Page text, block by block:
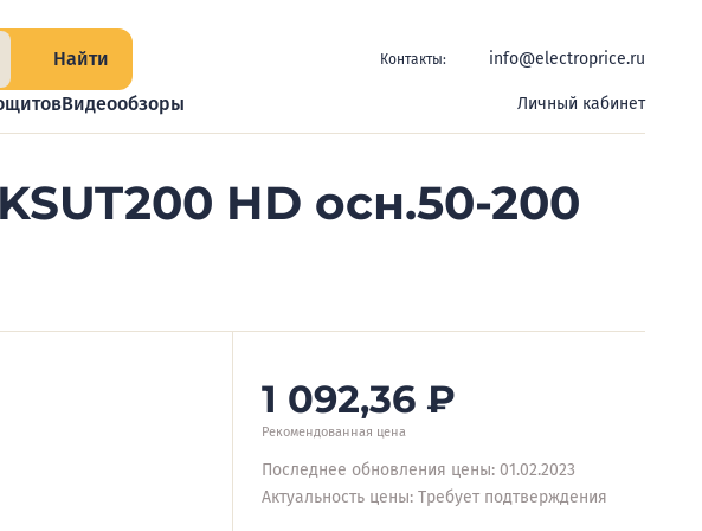
Найти Контакты: info@electroprice.ru
Видеообзоры Личный кабинет
HD осн.50-200
1 092,36 ₽
Рекомендованная цена
Последнее обновления цены: 01.02.2023
Актуальность цены: Требует подтверждения